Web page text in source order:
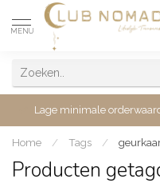
MENU
Lage minimale
Home / Tags /
Producten